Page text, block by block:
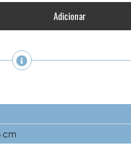
Adicionar
cm